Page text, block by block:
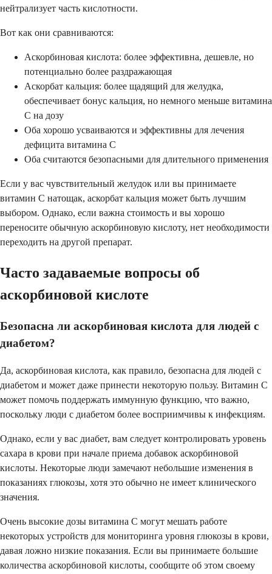
нейтрализует часть кислотности.
Вот как они сравниваются:
Аскорбиновая кислота: более эффективна, дешевле, но
потенциально более раздражающая
Аскорбат кальция: более щадящий для желудка,
обеспечивает бонус кальция, но немного меньше витамина
C на дозу
Оба хорошо усваиваются и эффективны для лечения
дефицита витамина C
Оба считаются безопасными для длительного применения
Если у вас чувствительный желудок или вы принимаете
витамин C натощак, аскорбат кальция может быть лучшим
выбором. Однако, если важна стоимость и вы хорошо
переносите обычную аскорбиновую кислоту, нет необходимости
переходить на другой препарат.
Часто задаваемые вопросы об
аскорбиновой кислоте
Безопасна ли аскорбиновая кислота для людей с
диабетом?
Да, аскорбиновая кислота, как правило, безопасна для людей с
диабетом и может даже принести некоторую пользу. Витамин C
может помочь поддержать иммунную функцию, что важно,
поскольку люди с диабетом более восприимчивы к инфекциям.
Однако, если у вас диабет, вам следует контролировать уровень
сахара в крови при начале приема добавок аскорбиновой
кислоты. Некоторые люди замечают небольшие изменения в
показаниях глюкозы, хотя это обычно не имеет клинического
значения.
Очень высокие дозы витамина C могут мешать работе
некоторых устройств для мониторинга уровня глюкозы в крови,
давая ложно низкие показания. Если вы принимаете большие
количества аскорбиновой кислоты, сообщите об этом своему